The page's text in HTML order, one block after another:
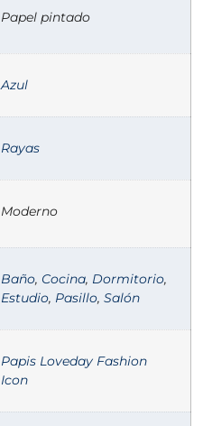
Papel pintado
Azul
Rayas
Moderno
Baño, Cocina, Dormitorio,
Estudio, Pasillo, Salón
Papis Loveday Fashion
Icon